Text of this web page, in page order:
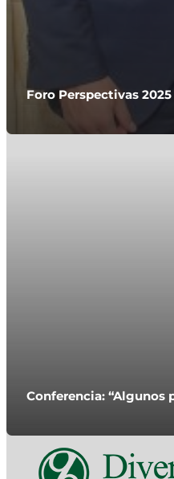
Foro Perspectivas 2025
Conferencia: “Algunos